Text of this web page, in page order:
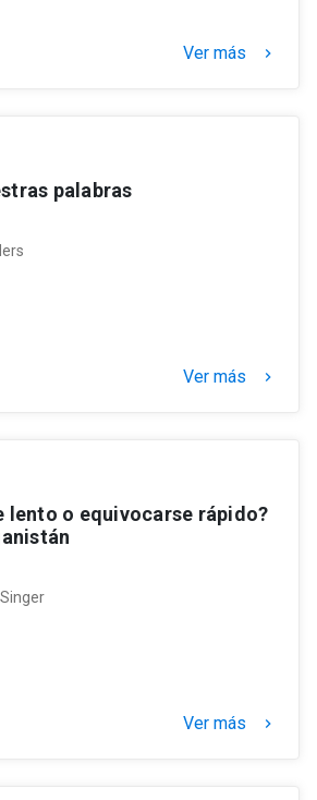
Ver más keyboard_arrow_right
palabras
Ver más keyboard_arrow_right
lento o equivocarse rápido?
Ver más keyboard_arrow_right